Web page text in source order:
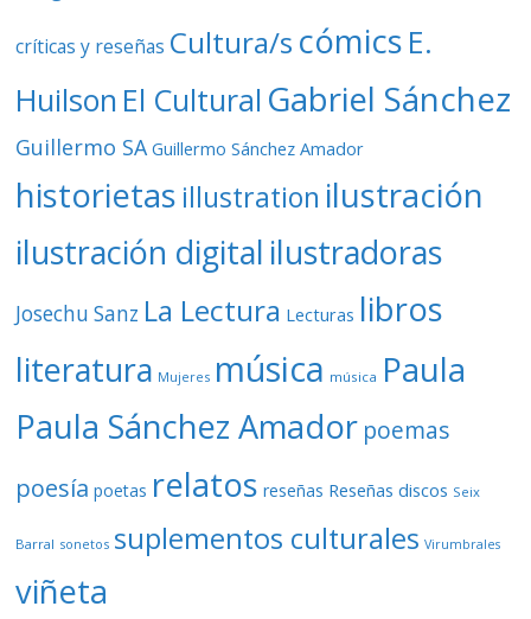
críticas y reseñas Cultura/s cómics E.
Huilson El Cultural Gabriel Sánchez
Guillermo SA Guillermo Sánchez Amador
historietas illustration ilustración
ilustración digital ilustradoras
Josechu Sanz La Lectura Lecturas libros
literatura Mujeres música música Paula
Paula Sánchez Amador poemas
poesía poetas relatos reseñas Reseñas discos Seix
Barral sonetos suplementos culturales Virumbrales
viñeta